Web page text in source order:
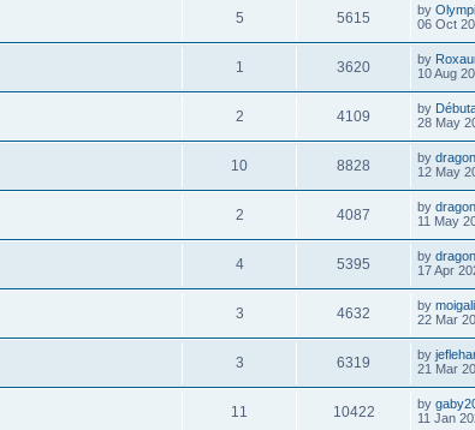
5 5615 by
06 Oct
1 3620 by
10 Aug
2 4109 by
28 May
10 8828 by
12 May
2 4087 by
11 May
4 5395 by
17 Apr
3 4632 by moigali
22 Mar
3 6319 by
21 Mar
11 10422 by
11 Jan